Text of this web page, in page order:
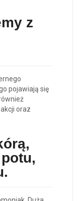
z
pojawiają się
oraz
.